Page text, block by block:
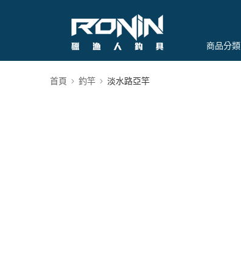
商品分類
首頁 釣竿 淡水路亞竿